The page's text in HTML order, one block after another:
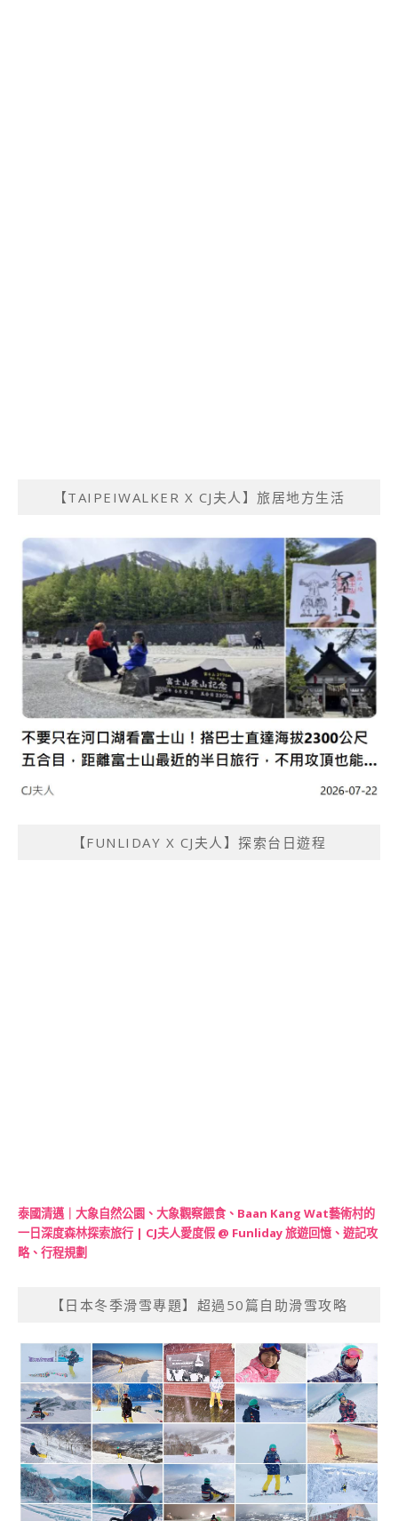
【TAIPEIWALKER X CJ夫人】旅居地方生活
【FUNLIDAY X CJ夫人】探索台日遊程
泰國清邁｜大象自然公園、大象觀察餵食、Baan Kang Wat藝術村的
一日深度森林探索旅行 | CJ夫人愛度假 @ Funliday 旅遊回憶、遊記攻
略、行程規劃
【日本冬季滑雪專題】超過50篇自助滑雪攻略